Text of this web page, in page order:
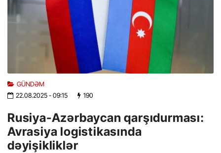
GÜNDƏM
22.08.2025- 09:15 190
Rusiya-Azərbaycan qarşıdurması:
Avrasiya logistikasında
dəyişikliklər